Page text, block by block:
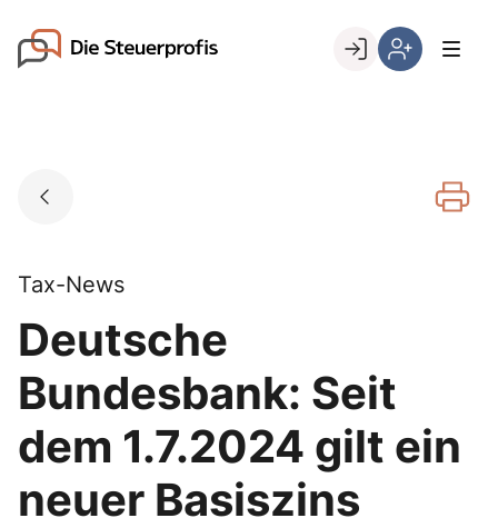
content
Go to landing page.
registrieren,
Tax-News
Deutsche
Bundesbank: Seit
dem 1.7.2024 gilt ein
neuer Basiszins